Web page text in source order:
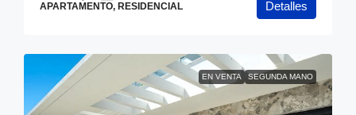
APARTAMENTO, RESIDENCIAL Detalles
EN VENTA SEGUNDA MANO